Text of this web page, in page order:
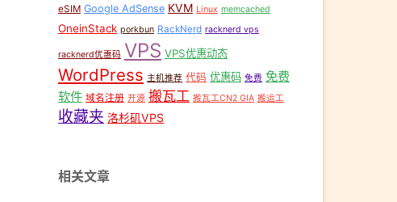
eSIM Google AdSense KVM Linux memcached
OneinStack porkbun RackNerd racknerd vps
racknerd优惠码 VPS VPS优惠动态
WordPress 主机推荐 代码 优惠码 免费 免费
软件 域名注册 开源 搬瓦工 搬瓦工CN2 GIA 搬运工
收藏夹 洛杉矶VPS
相关文章